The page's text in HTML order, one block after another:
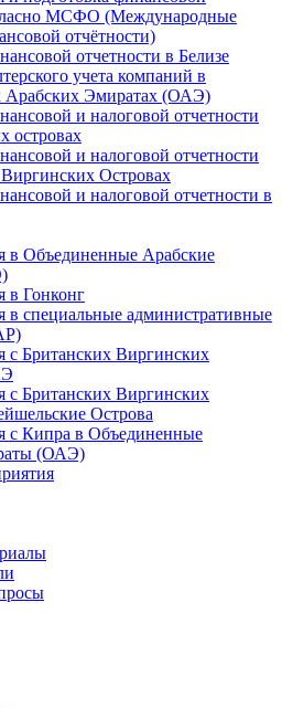
МСФО (Международные
отчётности)
отчетности в Белизе
учета компаний в
Арабских Эмиратах (ОАЭ)
и налоговой отчетности
островах
и налоговой отчетности
Островах
и налоговой отчетности в
в Объединенные Арабские
в Гонконг
в специальные административные
с Британских Виргинских
с Британских Виргинских
Острова
с Кипра в Объединенные
(ОАЭ)